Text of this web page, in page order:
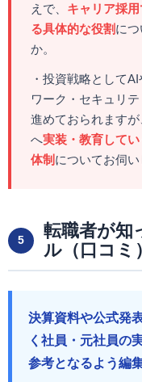
えで、 キャリア採
る具体的な役割に
か。
・投資戦略として
ワーク・セキュリ
進めておられます
へ実装・教育して
体制 についてお伺い
5
転職者が知
ル（口コミ）
決算資料や公式発
く社員・元社員の
参考となるよう編